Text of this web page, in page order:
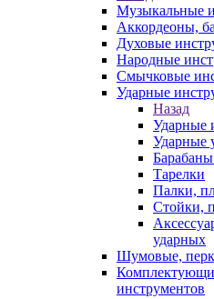
Музыкальные
Аккордеоны,
Духовые
Народные
Смычковые
Ударные
Назад
Ударные
Ударные
Тарелки
Палки,
Стойки,
ударных
Шумовые,
инструментов